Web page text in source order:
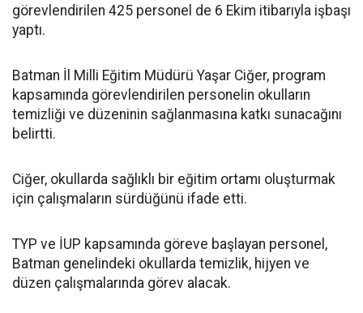
görevlendirilen 425 personel de 6 Ekim itibarıyla işbaşı
yaptı.
Batman İl Milli Eğitim Müdürü Yaşar Ciğer, program
kapsamında görevlendirilen personelin okulların
temizliği ve düzeninin sağlanmasına katkı sunacağını
belirtti.
Ciğer, okullarda sağlıklı bir eğitim ortamı oluşturmak
için çalışmaların sürdüğünü ifade etti.
TYP ve İUP kapsamında göreve başlayan personel,
Batman genelindeki okullarda temizlik, hijyen ve
düzen çalışmalarında görev alacak.